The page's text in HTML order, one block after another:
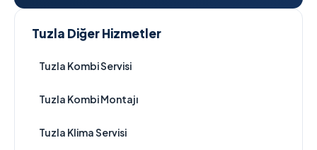
Tuzla Diğer Hizmetler
Tuzla Kombi Servisi
Tuzla Kombi Montajı
Tuzla Klima Servisi